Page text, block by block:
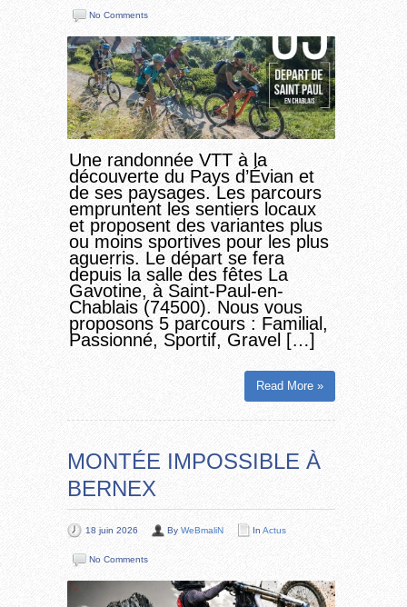
No Comments
Une randonnée VTT à la
découverte du Pays d’Évian et
de ses paysages. Les parcours
empruntent les sentiers locaux
et proposent des variantes plus
ou moins sportives pour les plus
aguerris. Le départ se fera
depuis la salle des fêtes La
Gavotine, à Saint-Paul-en-
Chablais (74500). Nous vous
proposons 5 parcours : Familial,
Passionné, Sportif, Gravel […]
Read More »
MONTÉE IMPOSSIBLE À
BERNEX
18 juin 2026 By WeBmaliN In Actus
No Comments